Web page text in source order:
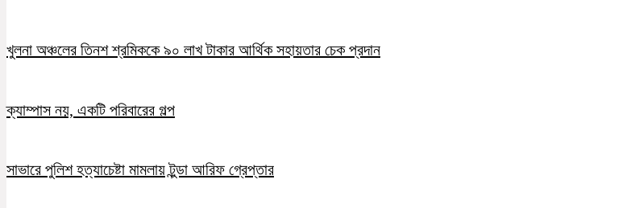
খুলনা অঞ্চলের তিনশ শ্রমিককে ৯০ লাখ টাকার আর্থিক সহায়তার চেক প্রদান
ক্যাম্পাস নয়, একটি পরিবারের গল্প
সাভারে পুলিশ হত্যাচেষ্টা মামলায় টুন্ডা আরিফ গ্রেপ্তার